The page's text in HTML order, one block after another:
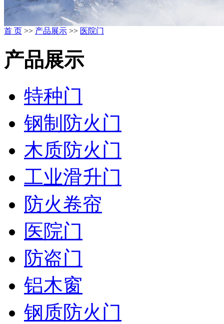
首 页 >> 产品展示 >> 医院门
产品展示
特种门
钢制防火门
木质防火门
工业滑升门
防火卷帘
医院门
防盗门
铝木窗
钢质防火门